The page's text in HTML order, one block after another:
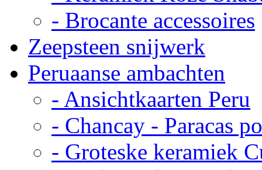
- Brocante accessoires
Zeepsteen snijwerk
Peruaanse ambachten
- Ansichtkaarten Peru
- Chancay - Paracas
- Groteske keramiek